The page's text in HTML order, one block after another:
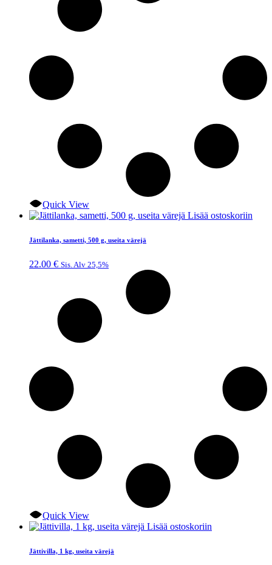
Quick View
Lisää ostoskoriin
Jättilanka, sametti, 500 g, useita värejä
22.00 € Sis. Alv 25,5%
Quick View
Lisää ostoskoriin
Jättivilla, 1 kg, useita värejä